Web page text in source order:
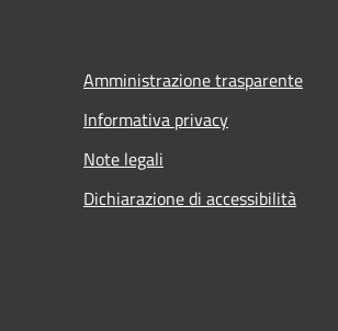
Amministrazione trasparente
Informativa privacy
Note legali
Dichiarazione di accessibilità